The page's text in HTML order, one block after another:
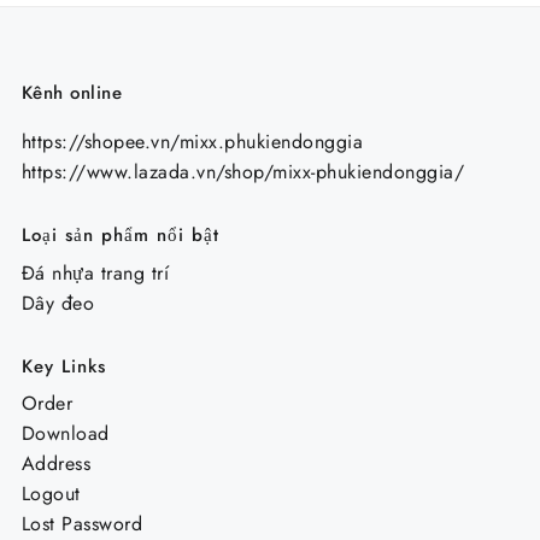
Kênh online
https://shopee.vn/mixx.phukiendonggia
https://www.lazada.vn/shop/mixx-phukiendonggia/
Loại sản phẩm nổi bật
Đá nhựa trang trí
Dây đeo
Key Links
Order
Download
Address
Logout
Lost Password